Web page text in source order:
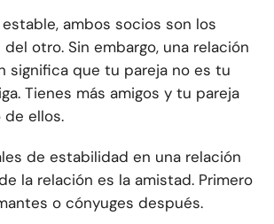
ambos socios son los
otro. Sin embargo, una relación
significa que tu pareja no es tu
Tienes más amigos y tu pareja
ellos.
de estabilidad en una relación
la relación es la amistad. Primero
o cónyuges después.